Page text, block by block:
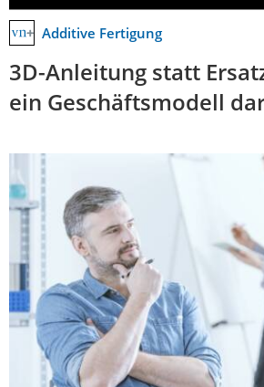
Additive Fertigung
3D-Anleitung statt
ein Geschäftsmodell